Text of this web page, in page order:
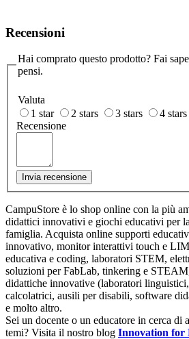
Recensioni
Hai comprato questo prodotto? Fai
pensi.
Valuta
1 star
2 stars 3 stars 4 stars
Recensione
Invia recensione
CampuStore è lo shop online con la più
didattici innovativi e giochi educativi per
famiglia. Acquista online supporti
innovativo, monitor interattivi touch e
educativa e coding, laboratori STEM,
soluzioni per FabLab, tinkering e
didattiche innovative (laboratori
calcolatrici, ausili per disabili, software
e molto altro.
Sei un docente o un educatore in cerca di
temi? Visita il nostro blog Innovation for